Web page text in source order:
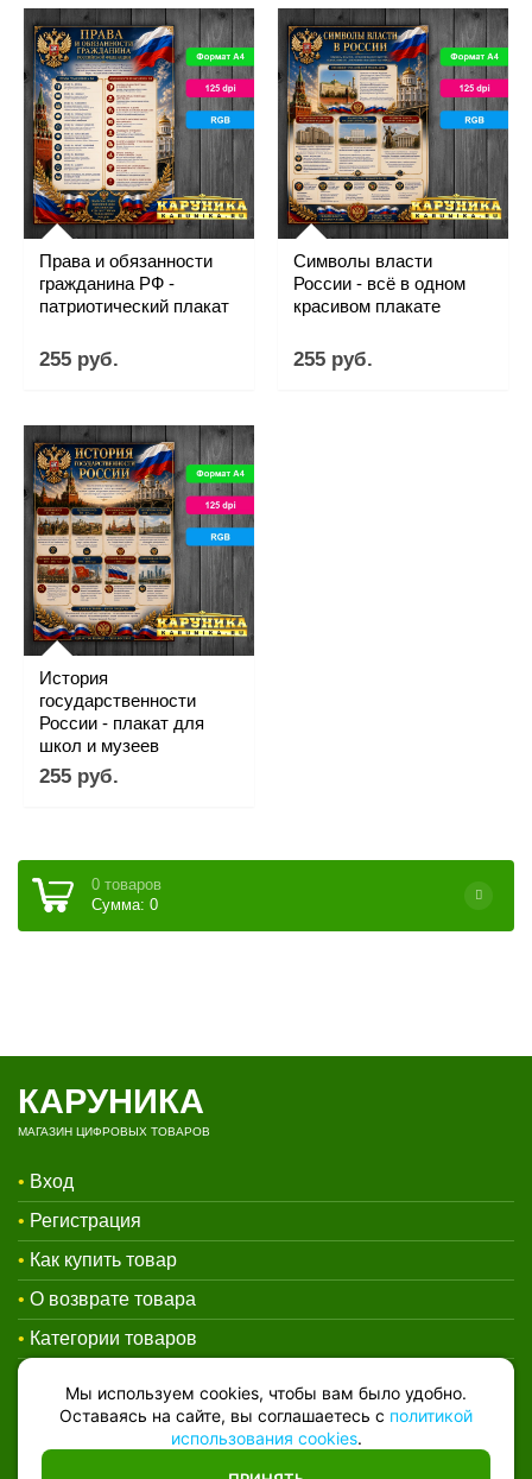
Права и обязанности
гражданина РФ -
патриотический плакат
255 руб.
Символы власти
России - всё в одном
красивом плакате
255 руб.
История
государственности
России - плакат для
школ и музеев
255 руб.
0 товаров
Сумма: 0
КАРУНИКА
МАГАЗИН ЦИФРОВЫХ ТОВАРОВ
• Вход
• Регистрация
• Как купить товар
• О возврате товара
• Категории товаров
Договор-оферта
Политика конфеденциальности
Мы используем cookies, чтобы вам было удобно.
Оставаясь на сайте, вы соглашаетесь с политикой
использования cookies.